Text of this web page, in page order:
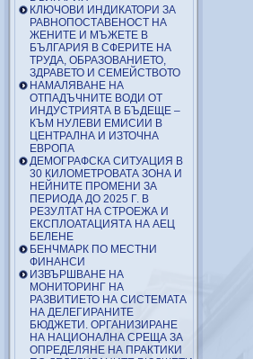
КЛЮЧОВИ ИНДИКАТОРИ ЗА
РАВНОПОСТАВЕНОСТ НА
ЖЕНИТЕ И МЪЖЕТЕ В
БЪЛГАРИЯ В СФЕРИТЕ НА
ТРУДА, ОБРАЗОВАНИЕТО,
ЗДРАВЕТО И СЕМЕЙСТВОТО
НАМАЛЯВАНЕ НА
ОТПАДЪЧНИТЕ ВОДИ ОТ
ИНДУСТРИЯТА В БЪДЕЩЕ –
КЪМ НУЛЕВИ ЕМИСИИ В
ЦЕНТРАЛНА И ИЗТОЧНА
ЕВРОПА
ДЕМОГРАФСКА СИТУАЦИЯ В
30 КИЛОМЕТРОВАТА ЗОНА И
НЕЙНИТЕ ПРОМЕНИ ЗА
ПЕРИОДА ДО 2025 Г. В
РЕЗУЛТАТ НА СТРОЕЖА И
ЕКСПЛОАТАЦИЯТА НА АЕЦ
БЕЛЕНЕ
БЕНЧМАРК ПО МЕСТНИ
ФИНАНСИ
ИЗВЪРШВАНЕ НА
МОНИТОРИНГ НА
РАЗВИТИЕТО НА СИСТЕМАТА
НА ДЕЛЕГИРАНИТЕ
БЮДЖЕТИ. ОРГАНИЗИРАНЕ
НА НАЦИОНАЛНА СРЕЩА ЗА
ОПРЕДЕЛЯНЕ НА ПРАКТИКИ